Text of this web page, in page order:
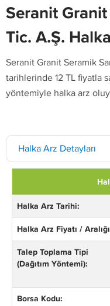
Seranit
Tic. A.Ş.
Seranit Granit Seramik
tarihlerinde 12 TL fiyatla
yöntemiyle halka arz
Halka Arz Detayları
Halka Arz Tarihi:
Halka Arz Fiyatı /
Talep Toplama Tipi
(Dağıtım Yöntemi):
Borsa Kodu: